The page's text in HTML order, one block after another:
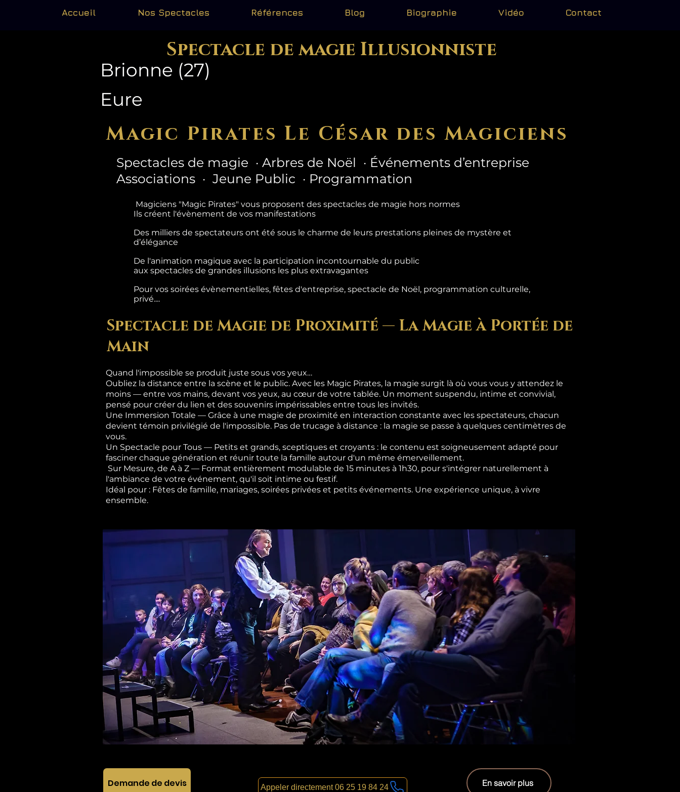
Accueil Nos Spectacles Références Blog Biographie Vidéo Contact
Spectacle de magie Illusionniste
Brionne (27)
Eure
Magic Pirates Le César des Magiciens
Spectacles de magie · Arbres de Noël · Événements d’entreprise
Associations · Jeune Public · Programmation
Magiciens "Magic Pirates" vous proposent des spectacles de magie hors normes
Ils créent l'évènement de vos manifestations
Des milliers de spectateurs ont été sous le charme de leurs prestations pleines de mystère et
d’élégance
De l'animation magique avec la participation incontournable du public
aux spectacles de grandes illusions les plus extravagantes
Pour vos soirées évènementielles, fêtes d'entreprise, spectacle de Noël, programmation culturelle,
privé....
Spectacle de Magie de Proximité — La Magie à Portée de
Main
Quand l'impossible se produit juste sous vos yeux…
Oubliez la distance entre la scène et le public. Avec les Magic Pirates, la magie surgit là où vous vous y attendez le
moins — entre vos mains, devant vos yeux, au cœur de votre tablée. Un moment suspendu, intime et convivial,
pensé pour créer du lien et des souvenirs impérissables entre tous les invités.
Une Immersion Totale — Grâce à une magie de proximité en interaction constante avec les spectateurs, chacun
devient témoin privilégié de l'impossible. Pas de trucage à distance : la magie se passe à quelques centimètres de
vous.
Un Spectacle pour Tous — Petits et grands, sceptiques et croyants : le contenu est soigneusement adapté pour
fasciner chaque génération et réunir toute la famille autour d'un même émerveillement.
Sur Mesure, de A à Z — Format entièrement modulable de 15 minutes à 1h30, pour s'intégrer naturellement à
l'ambiance de votre événement, qu'il soit intime ou festif.
Idéal pour : Fêtes de famille, mariages, soirées privées et petits événements. Une expérience unique, à vivre
ensemble.
Demande de devis Appeler directement 06 25 19 84 24 En savoir plus